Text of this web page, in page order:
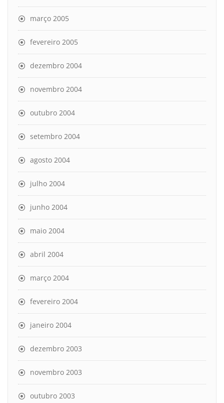
março 2005
fevereiro 2005
dezembro 2004
novembro 2004
outubro 2004
setembro 2004
agosto 2004
julho 2004
junho 2004
maio 2004
abril 2004
março 2004
fevereiro 2004
janeiro 2004
dezembro 2003
novembro 2003
outubro 2003